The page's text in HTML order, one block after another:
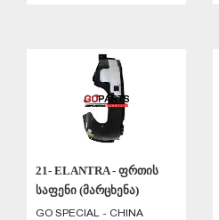
21- ELANTRA - ფრთის
საფენი (მარცხენა)
GO SPECIAL - CHINA